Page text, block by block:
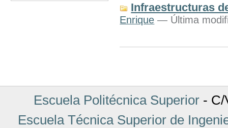
Infraestructuras
Enrique — Última
Escuela Politécnica Superior- C/
Escuela Técnica Superior de